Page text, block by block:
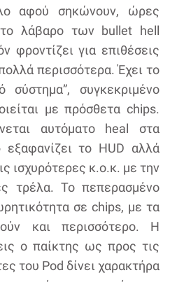
αφού σηκώνουν, ώρες
λάβαρο των bullet hell
φροντίζει για επιθέσεις
περισσότερα. Έχει το
σύστημα”, συγκεκριμένο
με πρόσθετα chips.
αυτόματο heal στα
το HUD αλλά
ισχυρότερες κ.ο.κ. με την
τρέλα. Το πεπερασμένο
σε chips, με τα
και περισσότερο. Η
ο παίκτης ως προς τις
του Pod δίνει χαρακτήρα